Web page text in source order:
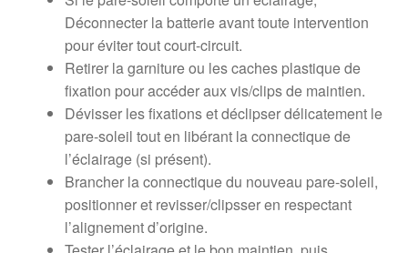
Déconnecter la batterie avant toute intervention
pour éviter tout court-circuit.
Retirer la garniture ou les caches plastique de
fixation pour accéder aux vis/clips de maintien.
Dévisser les fixations et déclipser délicatement le
pare-soleil tout en libérant la connectique de
l’éclairage (si présent).
Brancher la connectique du nouveau pare-soleil,
positionner et revisser/clipsser en respectant
l’alignement d’origine.